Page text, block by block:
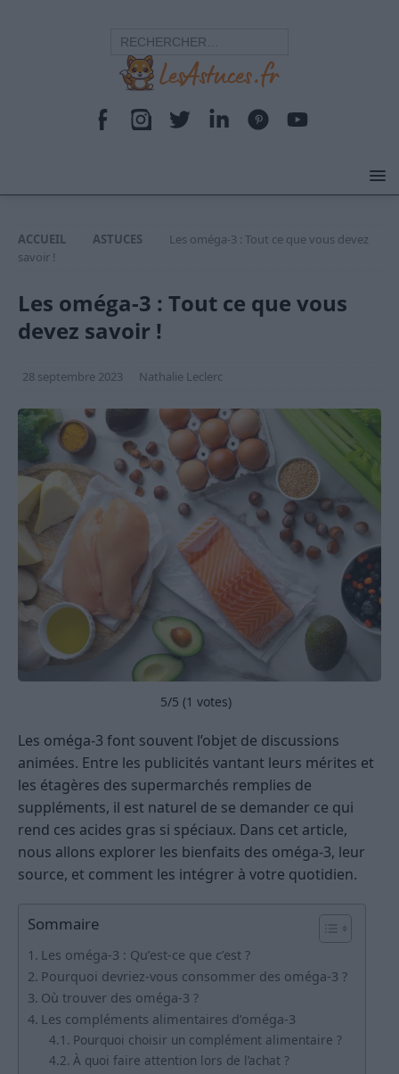
ACCUEIL ASTUCES
Les oméga-3 : Tout ce que vous devez
savoir !
Les oméga-3 : Tout ce que vous
devez savoir !
28 septembre 2023 Nathalie Leclerc
5/5 (1 votes)
Les oméga-3 font souvent l’objet de discussions
animées. Entre les publicités vantant leurs mérites et
les étagères des supermarchés remplies de
suppléments, il est naturel de se demander ce qui
rend ces acides gras si spéciaux. Dans cet article,
nous allons explorer les bienfaits des oméga-3, leur
source, et comment les intégrer à votre quotidien.
Sommaire
Les oméga-3 : Qu’est-ce que c’est ?
Pourquoi devriez-vous consommer des oméga-3 ?
Où trouver des oméga-3 ?
Les compléments alimentaires d’oméga-3
Pourquoi choisir un complément alimentaire ?
À quoi faire attention lors de l’achat ?